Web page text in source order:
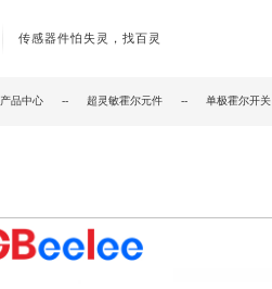
传感器件怕失灵，找百灵
产品中心 -- 超灵敏霍尔元件 -- 单极霍尔开关